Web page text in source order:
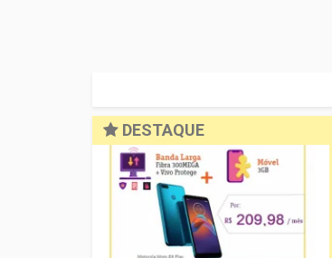
DESTAQUE